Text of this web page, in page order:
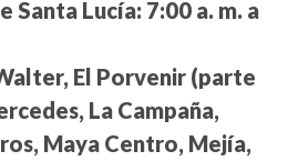
Santa Lucía: 7:00 a. m. a
El Porvenir (parte
La Campaña,
Maya Centro, Mejía,